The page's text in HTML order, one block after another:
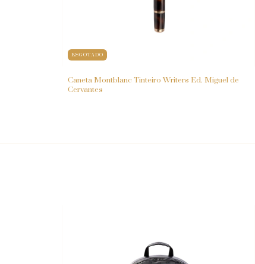
ESGOTADO
Caneta Montblanc Tinteiro Writers Ed. Miguel de
Cervantes